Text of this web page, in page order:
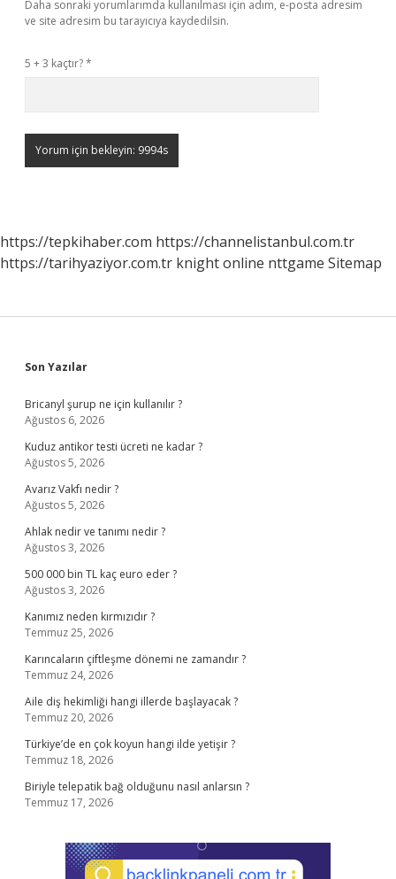
Daha sonraki yorumlarımda kullanılması için adım, e-posta adresim
ve site adresim bu tarayıcıya kaydedilsin.
5 + 3 kaçtır?*
https://tepkihaber.com https://channelistanbul.com.tr
https://tarihyaziyor.com.tr knight online nttgame Sitemap
Sidebar
Son Yazılar
Bricanyl şurup ne için kullanılır ?
Ağustos 6, 2026
Kuduz antikor testi ücreti ne kadar ?
Ağustos 5, 2026
Avarız Vakfı nedir ?
Ağustos 5, 2026
Ahlak nedir ve tanımı nedir ?
Ağustos 3, 2026
500 000 bin TL kaç euro eder ?
Ağustos 3, 2026
Kanımız neden kırmızıdır ?
Temmuz 25, 2026
Karıncaların çiftleşme dönemi ne zamandır ?
Temmuz 24, 2026
Aile diş hekimliği hangi illerde başlayacak ?
Temmuz 20, 2026
Türkiye’de en çok koyun hangi ilde yetişir ?
Temmuz 18, 2026
Biriyle telepatik bağ olduğunu nasıl anlarsın ?
Temmuz 17, 2026